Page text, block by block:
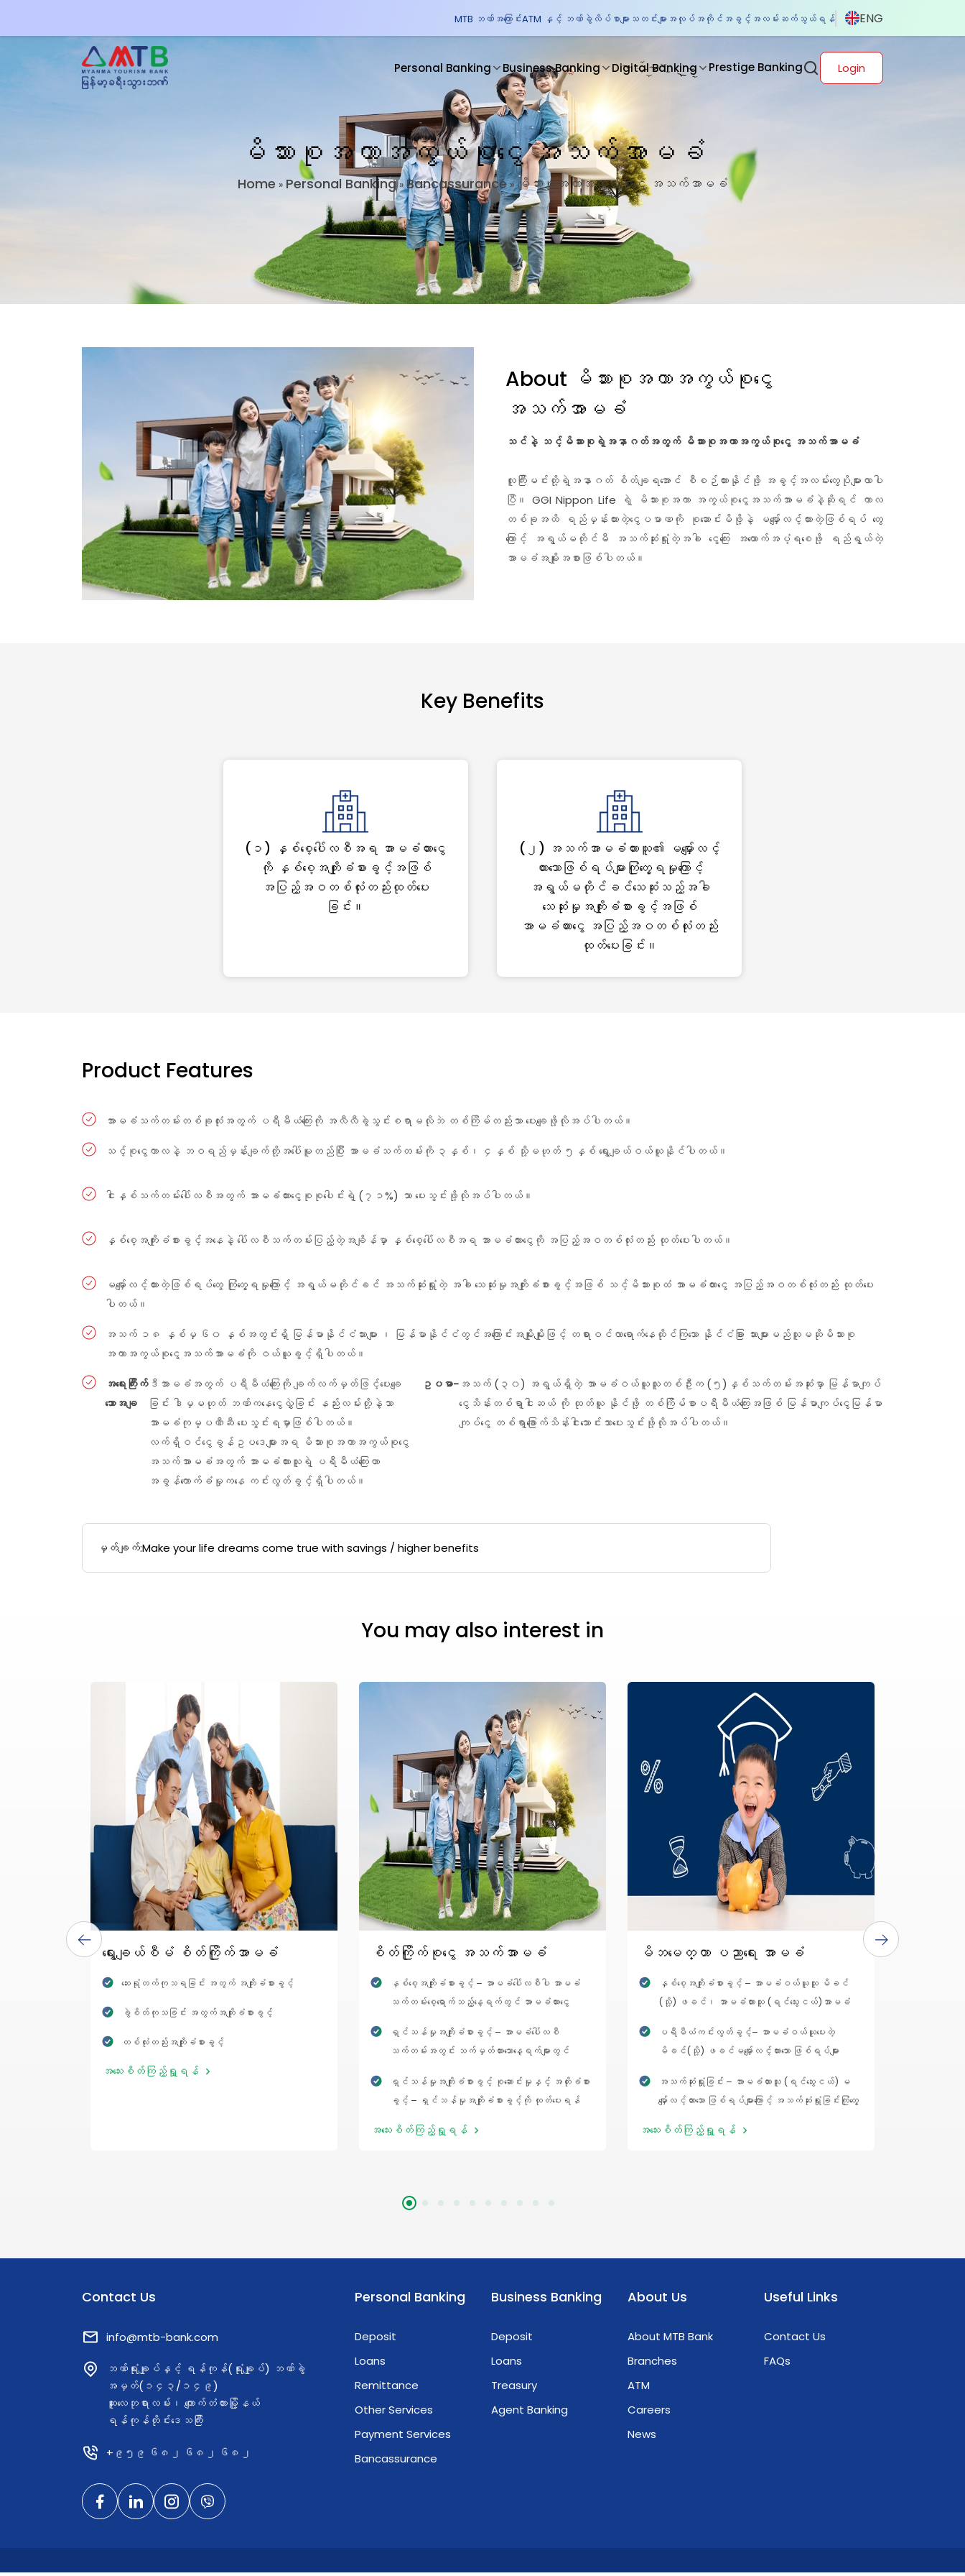
MTB ဘဏ်အကြောင်းATM နှင့် ဘဏ်ခွဲလိပ်စာများ သတင်းများ အလုပ်အကိုင်အခွင့်အလမ်း ဆက်သွယ်ရန် ENG
Personal Banking Business Banking Digital Banking Prestige Banking Login
မိသားစုအကာအကွယ်စုငွေ အသက်အာမခံ
Home » Personal Banking»Bancassurance»မိသားစုအကာအကွယ်စုငွေ အသက်အာမခံ
About မိသားစုအကာအကွယ်စုငွေ
အသက်အာမခံ
သင်နဲ့ သင့်မိသားစုရဲ့အနာဂတ်အတွက် မိသားစုအကာအကွယ်စုငွေ အသက်အာမခံ
လူကြီးမင်းတို့ရဲ့အနာဂတ် စိတ်ချရအောင် စီစဉ်ထားနိုင်ဖို့ အခွင့်အလမ်းတွေပိုများလာပါ
ပြီ။ GGI Nippon Life ရဲ့ မိသားစုအကာ အကွယ်စုငွေအသက်အာမခံနဲ့ဆိုရင် ကာလ
တစ်ခုအထိ ရည်မှန်းထားတဲ့ငွေပမာဏကို စုဆောင်းမိဖို့နဲ့ မမျှော်လင့်ထားတဲ့ဖြစ်ရပ် တွေ
ကြောင့် အရွယ်မတိုင်မီ အသက်ဆုံးရှုံးတဲ့အခါ ငွေကြေး အထောက်အပံ့ရစေဖို့ ရည်ရွယ်တဲ့
အာမခံအမျိုးအစားဖြစ်ပါတယ်။
Key Benefits
(၁) နှစ်စေ့ပေါ်လစီအရ အာမခံထားငွေ
ကို နှစ်စေ့အကျိုးခံစားခွင့်အဖြစ်
အပြည့်အဝတစ်လုံးတည်းထုတ်ပေး
ခြင်း။
(၂) အသက်အာမခံထားသူ၏ မမျှော်လင့်
ထားသောဖြစ်ရပ်များကြုံတွေ့ရမှုကြောင့်
အရွယ်မတိုင်ခင်သေဆုံးသည့်အခါ
သေဆုံးမှုအကျိုးခံစားခွင့်အဖြစ်
အာမခံထားငွေ အပြည့်အဝတစ်လုံးတည်း
ထုတ်ပေးခြင်း။
Product Features
အာမခံသက်တမ်းတစ်ခုလုံးအတွက် ပရီမီယံကြေးကို အလီလီခွဲသွင်းစရာမလိုဘဲ တစ်ကြိမ်တည်းသာ ပေးချေဖို့လိုအပ်ပါတယ်။
သင့်စုငွေကာလနဲ့ ဘဝရည်မှန်းချက်တို့အပေါ်မူတည်ပြီး အာမခံသက်တမ်းကို ၃နှစ်၊ ၄နှစ် သို့မဟုတ် ၅နှစ် ရွေးချယ်ဝယ်ယူနိုင်ပါတယ်။
ငါးနှစ်သက်တမ်းပေါ်လစီအတွက် အာမခံထားငွေစုစုပေါင်းရဲ့ (၇၁%) သာ ပေးသွင်းဖို့လိုအပ်ပါတယ်။
နှစ်စေ့အကျိုးခံစားခွင့်အနေနဲ့ ပေါ်လစီသက်တမ်းပြည့်တဲ့အချိန်မှာ နှစ်စေ့ပေါ်လစီအရ အာမခံထားငွေကို အပြည့်အဝတစ်လုံးတည်း ထုတ်ပေးပါတယ်။
မမျှော်လင့်ထားတဲ့ဖြစ်ရပ်တွေ ကြုံတွေ့ရမှုကြောင့် အရွယ်မတိုင်ခင် အသက်ဆုံးရှုံးတဲ့ အခါ သေဆုံးမှုအကျိုးခံစားခွင့်အဖြစ် သင့်မိသားစုထံ အာမခံထားငွေ အပြည့်အဝတစ်လုံးတည်း ထုတ်ပေး
ပါတယ်။
အသက် ၁၈ နှစ်မှ ၆၀ နှစ်အတွင်းရှိ မြန်မာနိုင်ငံသားများ ၊ မြန်မာနိုင်ငံတွင်အကြောင်းအမျိုးမျိုးဖြင့် တရားဝင်လာရောက်နေထိုင်ကြသော နိုင်ငံခြား သားများမည်သူမဆိုမိသားစု
အကာအကွယ်စုငွေအသက်အာမခံကို ဝယ်ယူခွင့်ရှိပါတယ်။
အရေးကြီး
သောအချ
က်ဒီအာမခံအတွက် ပရီမီယံကြေးကို ချက်လက်မှတ်ဖြင့်ပေးချေ
ခြင်း ဒါမှမဟုတ် ဘဏ်ကနေငွေလွှဲခြင်း နည်းလမ်းတို့နဲ့သာ
အာမခံကုမ္ပဏီဆီ ပေးသွင်းရမှာဖြစ်ပါတယ်။
လက်ရှိဝင်ငွေခွန်ဥပဒေများအရ မိသားစုအကာအကွယ်စုငွေ
အသက်အာမခံအတွက် အာမခံထားသူရဲ့ ပရီမီယံကြေးဟာ
အခွန်ကောက်ခံမှုကနေ ကင်းလွတ်ခွင့်ရှိပါတယ်။
ဥပမာ-အသက် (၃၀) အရွယ်ရှိတဲ့ အာမခံဝယ်ယူသူတစ်ဦးက (၅)နှစ်သက်တမ်းအဆုံးမှာ မြန်မာကျပ်
ငွေသိန်းတစ်ရာ့ငါးဆယ် ကို ထုတ်ယူ နိုင်ဖို့ တစ်ကြိမ်စာပရီမီယံကြေးအဖြစ် မြန်မာကျပ်ငွေမြန်မာ
ကျပ်ငွေ တစ်ရာ့ခြောက်သိန်းငါးသောင်းသာပေးသွင်းဖို့လိုအပ်ပါတယ်။
မှတ်ချက်:Make your life dreams come true with savings / higher benefits
You may also interest in
ရွေးချယ်စီမံ စိတ်ကြိုက်အာမခံ
ဆေးရုံတက်ကုသရခြင်း အတွက် အကျိုးခံစားခွင့်
ခွဲစိတ်ကုသခြင်း အတွက်အကျိုးခံစားခွင့်
တစ်လုံးတည်းအကျိုးခံစားခွင့်
အသေးစိတ်ကြည့်ရှု့ရန်
စိတ်ကြိုက်စုငွေ အသက်အာမခံ
နှစ်စေ့အကျိုးခံစားခွင့် – အာမခံပေါ်လစီပါ အာမခံ
သက်တမ်းစေ့ရောက်သည့်နေ့ရက်တွင် အာမခံထားငွေ
ရှင်သန်မှုအကျိုးခံစားခွင့် – အာမခံပေါ်လစီ
သက်တမ်းအတွင်း သက်မှတ်ထားသောနေ့ရက်များတွင်
အကျိုးခံစားခွင့်များကို ထုတ်ယူနိုင်ပါတယ်။
ရှင်သန်မှုအကျိုးခံစားခွင့် စုဆောင်းမှုနှင့် အတိုးခံစား
ခွင့် – ရှင်သန်မှုအကျိုးခံစားခွင့်ကို ထုတ်ပေးရန်
ရှိနိုင်ပြီး ယင်းစုငွေအပေါ်တွင် အတိုးနှုန်းပါ ထပ်ဆောင်း
အသေးစိတ်ကြည့်ရှု့ရန်
မိဘမေတ္တာ ပညာရေး အာမခံ
နှစ်စေ့အကျိုးခံစားခွင့် – အာမခံဝယ်ယူသူ မိခင်
(သို့) ဖခင်၊ အာမခံထားသူ (ရင်သွေးငယ်)အာမခံ
ငယ် အသက် (၁၇)နှစ်ပြည့် ချိန်ကစပြီးအာမခံထား
ငွေကို လေးနှစ်ဆက်တိုက်အညီအမျှ ထုတ်ပေးခြင်း။
ပရီမီယံကင်းလွတ်ခွင့်– အာမခံဝယ်ယူပေးတဲ့
မိခင်(သို့) ဖခင်မမျှော်လင့်ထားသော ဖြစ်ရပ်များ
စွမ်းဖြစ်ခြင်း ကြုံတွေ့ခဲ့ရပါက ပရီမီယံအားလုံးကို
ဆက်လက်ပေးသွင်းရန်မလိုဘဲ အာမခံထားသူ (ရင်သွေး
ငယ်) အသက် (၁၇) နှစ်ပြည့်ချိန်ကစပြီး
အသက်ဆုံးရှုံးခြင်း – အာမခံထားသူ (ရင်သွေးငယ်) မ
မျှော်လင့်ထားသော ဖြစ်ရပ်များကြောင့် အသက်ဆုံးရှုံးခြင်းကြုံတွေ့
အာမခံထားငွေ အပြည့်အဝ ထုတ်ပေးခြင်း။
အသေးစိတ်ကြည့်ရှု့ရန်
Contact Us
info@mtb-bank.com
ဘဏ်ရုံးချုပ်နှင့် ရန်ကုန်(ရုံးချုပ်) ဘဏ်ခွဲ
အမှတ်(၁၄၃/၁၄၉)
ဆူးလေဘုရားလမ်း၊ ကျောက်တံတားမြို့နယ်
ရန်ကုန်တိုင်းဒေသကြီး
+၉၅၉ ၆၈၂ ၆၈၂ ၆၈၂
Personal Banking
Deposit
Loans
Remittance
Other Services
Payment Services
Bancassurance
Business Banking
Deposit
Loans
Treasury
Agent Banking
About Us
About MTB Bank
Branches
ATM
Careers
News
Useful Links
Contact Us
FAQs